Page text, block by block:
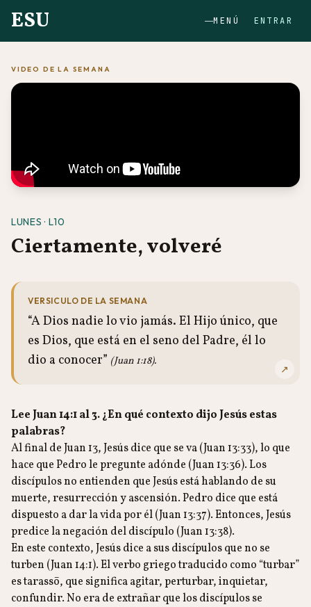
ESU MENÚ ENTRAR
VIDEO DE LA SEMANA
LUNES · L10
Ciertamente, volveré
VERSICULO DE LA SEMANA
“A Dios nadie lo vio jamás. El Hijo único, que
es Dios, que está en el seno del Padre, él lo
dio a conocer” (Juan 1:18).
↗
Lee Juan 14:1 al 3. ¿En qué contexto dijo Jesús estas
palabras?
Al final de Juan 13, Jesús dice que se va (Juan 13:33), lo que
hace que Pedro le pregunte adónde (Juan 13:36). Los
discípulos no entienden que Jesús está hablando de su
muerte, resurrección y ascensión. Pedro dice que está
dispuesto a dar la vida por él (Juan 13:37). Entonces, Jesús
predice la negación del discípulo (Juan 13:38).
En este contexto, Jesús dice a sus discípulos que no se
turben (Juan 14:1). El verbo griego traducido como “turbar”
es tarassō, que significa agitar, perturbar, inquietar,
confundir. No era de extrañar que los discípulos se